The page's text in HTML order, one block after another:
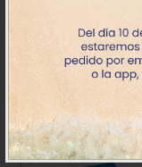
Precio desde
40.45€